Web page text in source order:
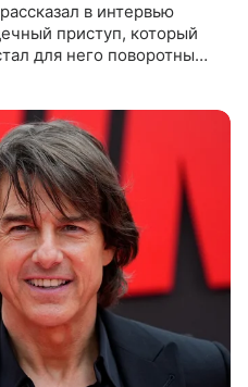
в интервью
приступ, который
для него поворотным